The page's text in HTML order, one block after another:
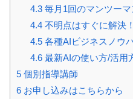
4.3毎月1回のマンツーマ
4.4不明点はすぐに解決
4.5各種AIビジネスノウ
4.6最新AIの使い方/活用
5 個別指導講師
6 お申し込みはこちらから